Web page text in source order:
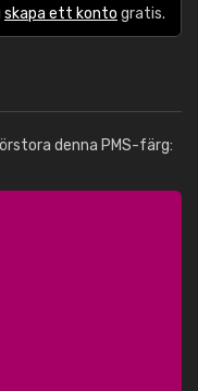
skapa ett konto gratis.
denna PMS-färg: